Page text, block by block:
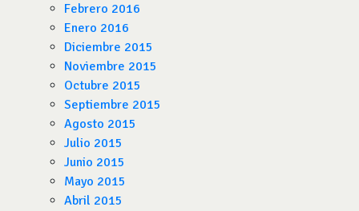
Febrero 2016
Enero 2016
Diciembre 2015
Noviembre 2015
Octubre 2015
Septiembre 2015
Agosto 2015
Julio 2015
Junio 2015
Mayo 2015
Abril 2015